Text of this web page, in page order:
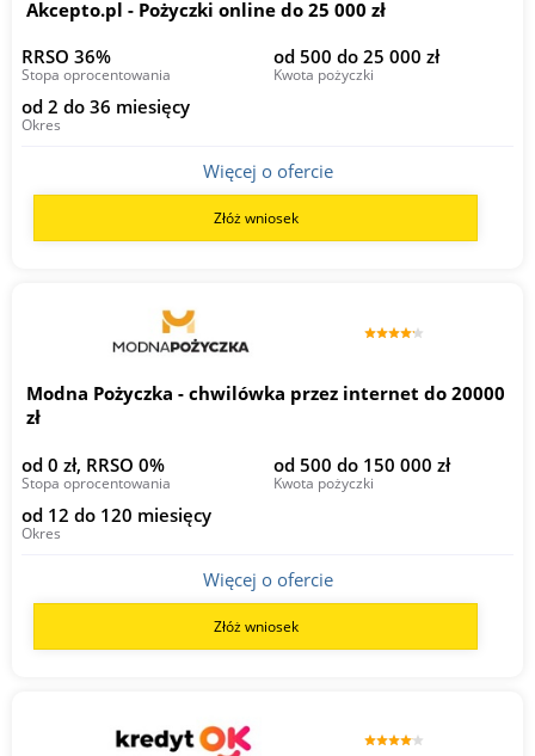
Akcepto.pl - Pożyczki online do 25 000 zł
RRSO 36%
Stopa oprocentowania
od 500 do 25 000 zł
Kwota pożyczki
od 2 do 36 miesięcy
Okres
Więcej o ofercie
Złóż wniosek
Modna Pożyczka - chwilówka przez internet do 20000
zł
od 0 zł, RRSO 0%
Stopa oprocentowania
od 500 do 150 000 zł
Kwota pożyczki
od 12 do 120 miesięcy
Okres
Więcej o ofercie
Złóż wniosek